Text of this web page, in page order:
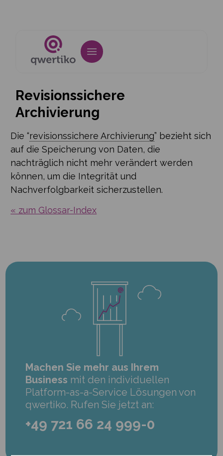
Revisionssichere
Archivierung
Die “revisionssichere Archivierung” bezieht sich
auf die Speicherung von Daten, die
nachträglich nicht mehr verändert werden
können, um die Integrität und
Nachverfolgbarkeit sicherzustellen.
« zum Glossar-Index
Machen Sie mehr aus Ihrem
Business mit den individuellen
Platform-as-a-Service Lösungen von
qwertiko. Rufen Sie jetzt an:
+49 721 66 24 999-0